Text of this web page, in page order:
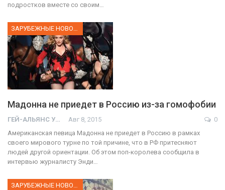
подростков вместе со своим…
ЗАРУБЕЖНЫЕ НОВОСТИ
Мадонна не приедет в Россию из-за гомофобии
ГЕЙ-АЛЬЯНС УКРАИНА Авг 8, 2015
0
Американская певица Мадонна не приедет в Россию в рамках
своего мирового турне по той причине, что в РФ притесняют
людей другой ориентации. Об этом поп-королева сообщила в
интервью журналисту Энди…
ЗАРУБЕЖНЫЕ НОВОСТИ